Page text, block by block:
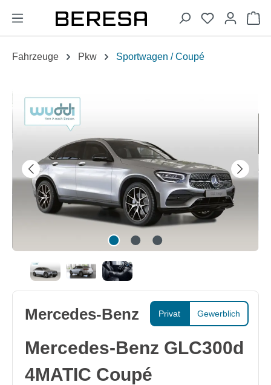
springen
Fahrzeuge Pkw Sportwagen / Coupé
Bildergalerie überspringen
Privat Gewerblich
Mercedes-Benz
Mercedes-Benz GLC300d
4MATIC Coupé